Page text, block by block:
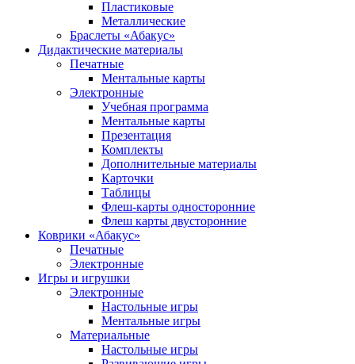
Пластиковые
Металлические
Браслеты «Абакус»
Дидактические материалы
Печатные
Ментальные карты
Электронные
Учебная программа
Ментальные карты
Презентация
Комплекты
Дополнительные материалы
Карточки
Таблицы
Флеш-карты односторонние
Флеш карты двусторонние
Коврики «Абакус»
Печатные
Электронные
Игры и игрушки
Электронные
Настольные игры
Ментальные игры
Материальные
Настольные игры